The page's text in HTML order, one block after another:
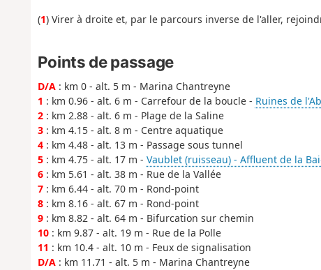
(1) Virer à droite et, par le parcours inverse de l'aller,
Points de passage
D/A: km 0 - alt. 5 m - Marina Chantreyne
1 : km 0.96 - alt. 6 m - Carrefour de la boucle - Ruines de
2: km 2.88 - alt. 6 m - Plage de la Saline
3: km 4.15 - alt. 8 m - Centre aquatique
4: km 4.48 - alt. 13 m - Passage sous tunnel
5: km 4.75 - alt. 17 m - Vaublet (ruisseau) - Affluent de la
6: km 5.61 - alt. 38 m - Rue de la Vallée
7: km 6.44 - alt. 70 m - Rond-point
8: km 8.16 - alt. 67 m - Rond-point
9: km 8.82 - alt. 64 m - Bifurcation sur chemin
10: km 9.87 - alt. 19 m - Rue de la Polle
11 : km 10.4 - alt. 10 m - Feux de signalisation
D/A: km 11.71 - alt. 5 m - Marina Chantreyne